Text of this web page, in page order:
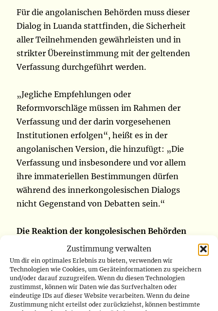
Zustimmung verwalten
Um dir ein optimales Erlebnis zu bieten, verwenden wir
Technologien wie Cookies, um Geräteinformationen zu speichern
und/oder darauf zuzugreifen. Wenn du diesen Technologien
zustimmst, können wir Daten wie das Surfverhalten oder
eindeutige IDs auf dieser Website verarbeiten. Wenn du deine
Zustimmung nicht erteilst oder zurückziehst, können bestimmte
Für die angolanischen Behörden muss dieser
Dialog in Luanda stattfinden, die Sicherheit
aller Teilnehmenden gewährleisten und in
strikter Übereinstimmung mit der geltenden
Verfassung durchgeführt werden.
„Jegliche Empfehlungen oder
Reformvorschläge müssen im Rahmen der
Verfassung und der darin vorgesehenen
Institutionen erfolgen“, heißt es in der
angolanischen Version, die hinzufügt: „Die
Verfassung und insbesondere und vor allem
ihre immateriellen Bestimmungen dürfen
während des innerkongolesischen Dialogs
nicht Gegenstand von Debatten sein.“
Die Reaktion der kongolesischen Behörden
Während Luanda durch die zügige Umsetzung
seines Projekts seine Bereitschaft zum Dialog
unter Beweis stellte, ließ die Reaktion der
kongolesischen Behörden auf sich warten.